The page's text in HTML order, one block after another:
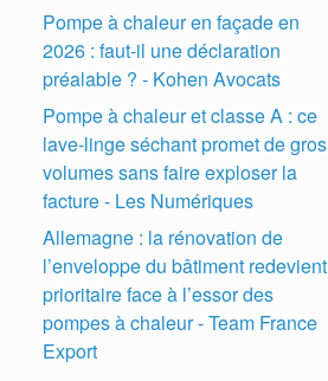
Pompe à chaleur en façade en
2026 : faut-il une déclaration
préalable ? - Kohen Avocats
Pompe à chaleur et classe A : ce
lave-linge séchant promet de gros
volumes sans faire exploser la
facture - Les Numériques
Allemagne : la rénovation de
l’enveloppe du bâtiment redevient
prioritaire face à l’essor des
pompes à chaleur - Team France
Export